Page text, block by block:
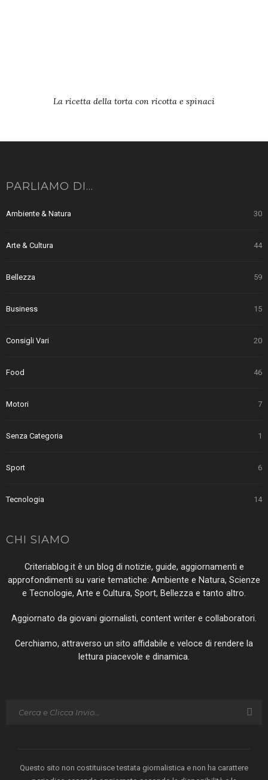
La ricetta della torta con ricotta e spinaci
PARLIAMO DI…
Ambiente & Natura 30
Arte & Cultura 44
Bellezza 59
Business 15
Consigli Vari 20
Food 46
Motori 7
Senza Categoria 1
Sport 6
Tecnologia 14
CHI SIAMO
Criteriablog.it è un blog di notizie, guide, aggiornamenti e
approfondimenti su varie tematiche: Ambiente e Natura, Scienze
e Tecnologie, Arte e Cultura, Sport, Bellezza e tanto altro.
Aggiornato da giovani giornalisti, content writer e collaboratori.
Cerchiamo, attraverso un sito affidabile e veloce di rendere la
lettura piacevole e dinamica.
Questo sito non costituisce testata giornalistica e non ha carattere